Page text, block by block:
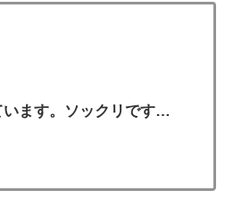
ます。ソックリです…